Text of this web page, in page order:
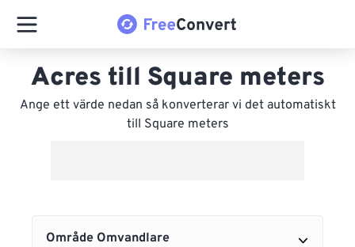
Acres till Square meters
Ange ett värde nedan så konverterar vi det automatiskt
till Square meters